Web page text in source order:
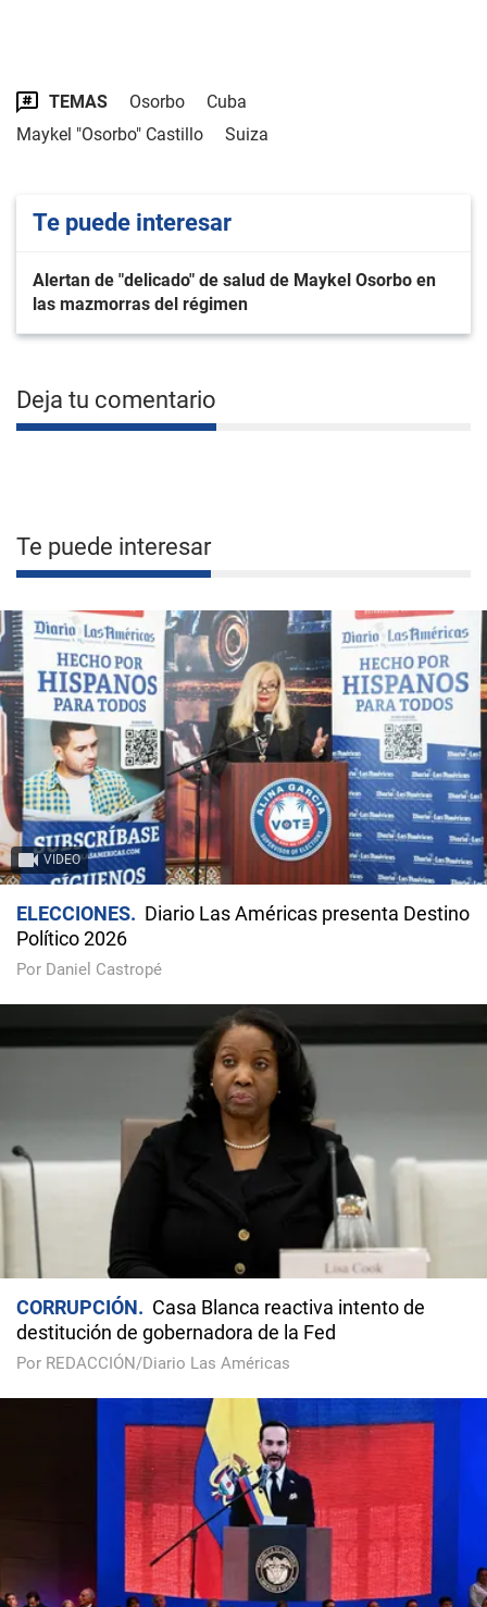
TEMAS Osorbo
Cuba
Maykel "Osorbo" Castillo
Suiza
Te puede interesar
Alertan de "delicado" de salud de Maykel Osorbo en
las mazmorras del régimen
Deja tu comentario
Te puede interesar
VIDEO
ELECCIONES
Diario Las Américas presenta Destino
Político 2026
Por Daniel Castropé
CORRUPCIÓN
Casa Blanca reactiva intento de
destitución de gobernadora de la Fed
Por REDACCIÓN/Diario Las Américas